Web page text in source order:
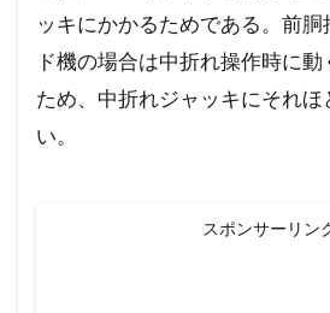
ッキにかかるためである。前
ド機の場合は中折れ操作時に
ため、中折れジャッキにそれ
い。
スポンサーリン